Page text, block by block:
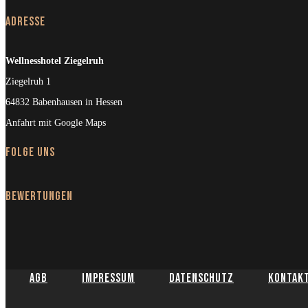
Adresse
Wellnesshotel Ziegelruh
Ziegelruh 1
64832 Babenhausen in Hessen
Anfahrt mit Google Maps
Folge uns
Bewertungen
AGB Impressum Datenschutz